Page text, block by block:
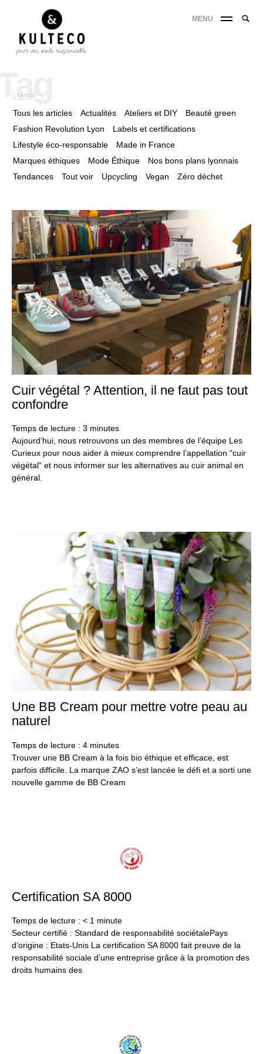
MENU
label
Tous les articles Actualités Ateliers et DIY
Beauté green
Fashion Revolution Lyon
Labels et certifications
Lifestyle éco-responsable
Made in France
Marques éthiques
Mode Éthique
Nos bons plans lyonnais
Tendances
Tout voir Upcycling Vegan Zéro déchet
Cuir végétal ? Attention, il ne faut pas tout
confondre
Temps de lecture : 3 minutes
Aujourd’hui, nous retrouvons un des membres de l’équipe Les
Curieux pour nous aider à mieux comprendre l’appellation “cuir
végétal” et nous informer sur les alternatives au cuir animal en
général.
Une BB Cream pour mettre votre peau au
naturel
Temps de lecture : 4 minutes
Trouver une BB Cream à la fois bio éthique et efficace, est
parfois difficile. La marque ZAO s’est lancée le défi et a sorti une
nouvelle gamme de BB Cream
Certification SA 8000
Temps de lecture : < 1 minute
Secteur certifié : Standard de responsabilité sociétalePays
d’origine : Etats-Unis La certification SA 8000 fait preuve de la
responsabilité sociale d’une entreprise grâce à la promotion des
droits humains des